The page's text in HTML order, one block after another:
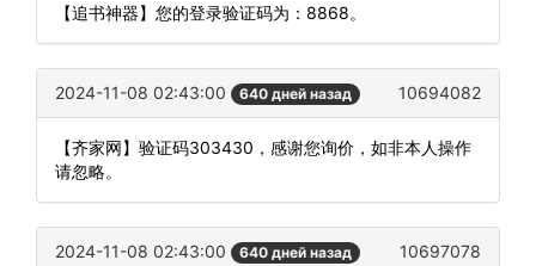
【追书神器】您的登录验证码为：8868。
2024-11-08 02:43:00 640 дней назад 10694082
【齐家网】验证码303430，感谢您询价，如非本人操作
请忽略。
2024-11-08 02:43:00 640 дней назад 10697078